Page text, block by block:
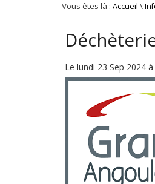
Vous êtes là : Accueil \
Le lundi 23 Sep 2024